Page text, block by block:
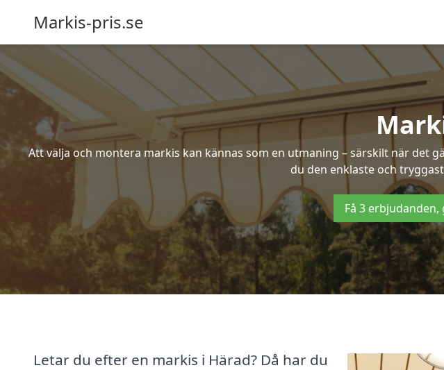
Markis-pris.se
Att välja och montera markis kan kännas som en utmaning – särskilt när
du den enklaste och
Få 3
Letar du efter en markis i Härad? Då har du